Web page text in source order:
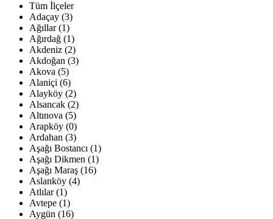
Tüm İlçeler
Adaçay (3)
Ağıllar (1)
Ağırdağ (1)
Akdeniz (2)
Akdoğan (3)
Akova (5)
Alaniçi (6)
Alayköy (2)
Alsancak (2)
Altınova (5)
Arapköy (0)
Ardahan (3)
Aşağı Bostancı (1)
Aşağı Dikmen (1)
Aşağı Maraş (16)
Aslanköy (4)
Atlılar (1)
Avtepe (1)
Aygün (16)